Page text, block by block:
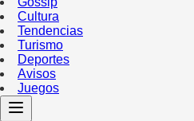
Cultura
Tendencias
Turismo
Deportes
Avisos
Juegos